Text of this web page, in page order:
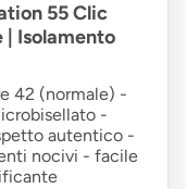
55 Clic
| Isolamento
42 (normale) -
-
autentico -
nocivi - facile